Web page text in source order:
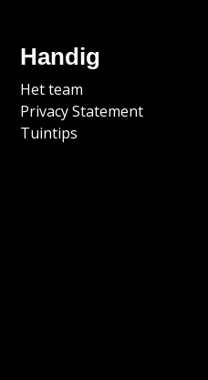
Handig
Het team
Privacy Statement
Tuintips